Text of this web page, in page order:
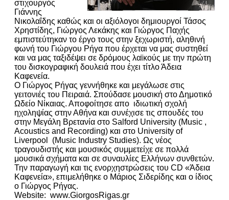
στιχουργός
Γιάννης
Νικολαΐδης καθώς και οι αξιόλογοι δημιουργοί Τάσος
Χρηστίδης, Γιώργος Λεκάκης και Γιώργος Παχής
εμπιστεύτηκαν το έργο τους στην ξεχωριστή, αληθινή
φωνή του Γιώργου Ρήγα που έρχεται να μας συστηθεί
και να μας ταξιδέψει σε δρόμους λαϊκούς με την πρώτη
του δισκογραφική δουλειά που έχει τίτλο Άδεια
Καφενεία.
Ο Γιώργος Ρήγας γεννήθηκε και μεγάλωσε στις
γειτονιές του Πειραιά. Σπούδασε μουσική στο Δημοτικό
Ωδείο Νίκαιας. Αποφοίτησε απο ιδιωτική σχολή
ηχοληψίας στην Αθήνα και συνέχισε τις σπουδές του
στην Μεγάλη Βρετανία στο Salford University (Music ,
Acoustics and Recording) και στο University of
Liverpool (Music Industry Studies). Ως νέος
τραγουδιστής και μουσικός συμμετείχε σε πολλά
μουσικά σχήματα και σε συναυλίες Ελλήνων συνθετών.
Την παραγωγή και τις ενορχηστρώσεις του CD «Άδεια
Καφενεία», επιμελήθηκε ο Μάριος Σιδερίδης και ο ίδιος
ο Γιώργος Ρήγας.
Website: www.GiorgosRigas.gr